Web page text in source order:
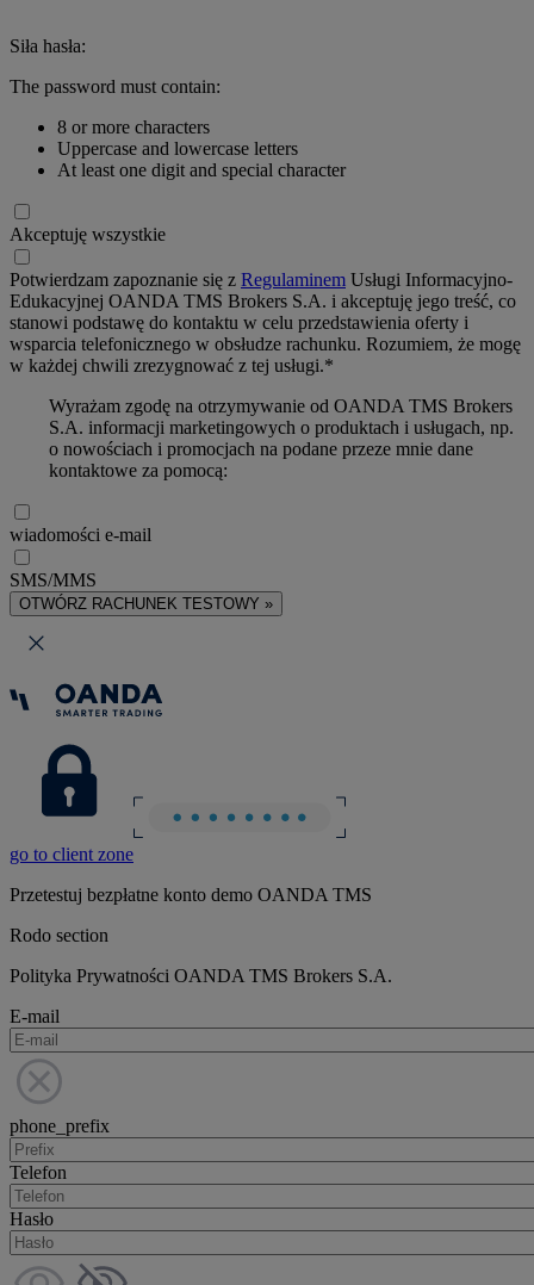
Siła hasła:
The password must contain:
8 or more characters
Uppercase and lowercase letters
At least one digit and special character
Akceptuję wszystkie
Potwierdzam zapoznanie się z Regulaminem Usługi Informacyjno-
Edukacyjnej OANDA TMS Brokers S.A. i akceptuję jego treść, co
stanowi podstawę do kontaktu w celu przedstawienia oferty i
wsparcia telefonicznego w obsłudze rachunku. Rozumiem, że mogę
w każdej chwili zrezygnować z tej usługi.*
Wyrażam zgodę na otrzymywanie od OANDA TMS Brokers
S.A. informacji marketingowych o produktach i usługach, np.
o nowościach i promocjach na podane przeze mnie dane
kontaktowe za pomocą:
wiadomości e-mail
SMS/MMS
OTWÓRZ RACHUNEK TESTOWY »
go to client zone
Przetestuj bezpłatne konto demo OANDA TMS
Rodo section
Polityka Prywatności OANDA TMS Brokers S.A.
E-mail
phone_prefix
Telefon
Hasło